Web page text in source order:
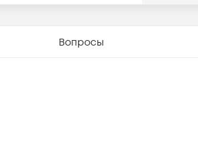
Вопросы